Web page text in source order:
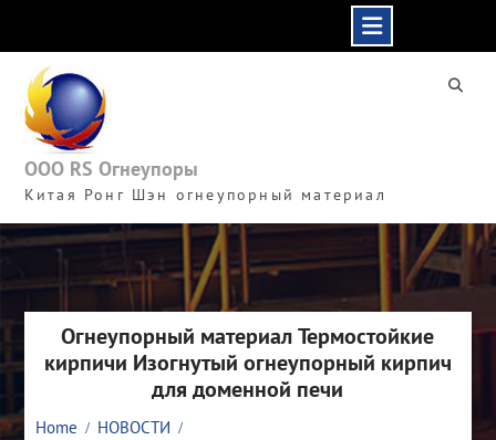
content
ООО RS Огнеупоры
Китая Ронг Шэн огнеупорный материал
Огнеупорный материал Термостойкие
кирпичи Изогнутый огнеупорный кирпич
для доменной печи
Home
НОВОСТИ